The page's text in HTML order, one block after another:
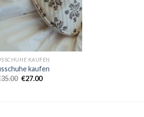
KAUFEN
kaufen
35.00 €27.00